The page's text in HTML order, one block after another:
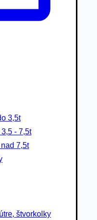
3,5t
- 7,5t
7,5t
štvorkolky
/ bufety
/ stroje
/ sklápače